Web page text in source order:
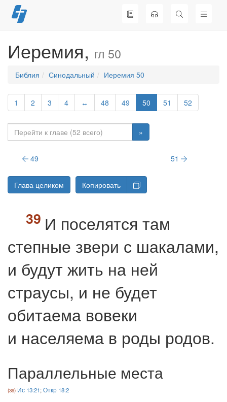
Перейти
к
Иеремия, гл 50
Библия Синодальный Иеремия 50
1 2 3 4 ↔ 48 49 50 51 52
»
49 51
Глава целиком Копировать
И поселятся там
степные звери с шакалами,
и будут жить на ней
страусы, и не будет
обитаема вовеки
и населяема в роды родов.
Параллельные места
Ис 13:21;Откр 18:2